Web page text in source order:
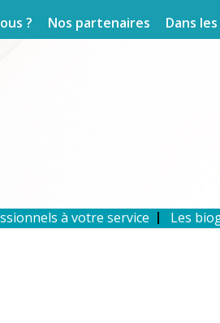
? Nos partenaires Dans
à votre service Les